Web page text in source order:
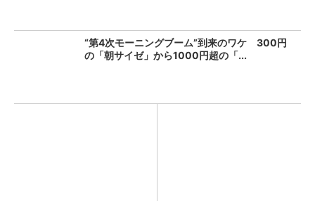
“第4次モーニングブーム”到来のワケ 300円
の「朝サイゼ」から1000円超の「...